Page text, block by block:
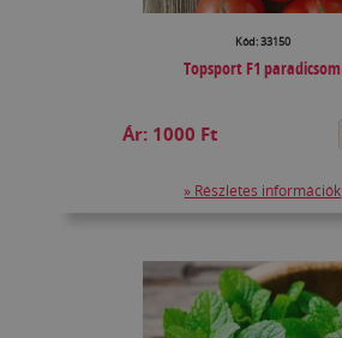
Kód: 33150
Topsport F1 paradicsom
Ár: 1000 Ft
» Részletes információk